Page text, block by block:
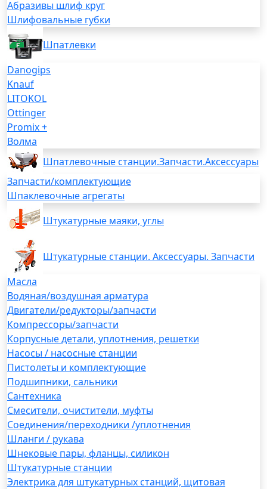
Абразивы шлиф круг
Шлифовальные губки
Шпатлевки
Danogips
Knauf
LITOKOL
Ottinger
Promix +
Волма
Шпатлевочные станции.Запчасти.Аксессуары
Запчасти/комплектующие
Шпаклевочные агрегаты
Штукатурные маяки, углы
Штукатурные станции. Аксессуары. Запчасти
Масла
Водяная/воздушная арматура
Двигатели/редукторы/запчасти
Компрессоры/запчасти
Корпусные детали, уплотнения, решетки
Насосы / насосные станции
Пистолеты и комплектующие
Подшипники, сальники
Сантехника
Смесители, очистители, муфты
Соединения/переходники /уплотнения
Шланги / рукава
Шнековые пары, фланцы, силикон
Штукатурные станции
Электрика для штукатурных станций, щитовая